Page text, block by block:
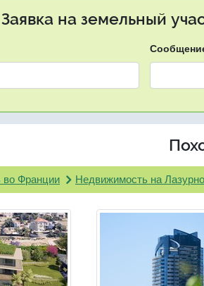
Заявка на земельный
во Франции Недвижимость на